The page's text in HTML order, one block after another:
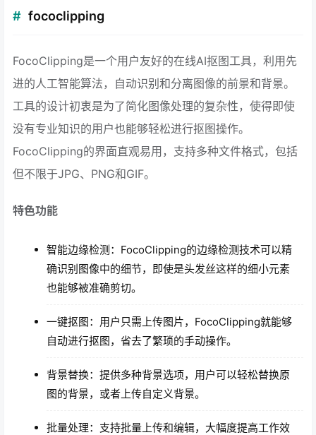
fococlipping
FocoClipping是一个用户友好的在线AI抠图工具，利用先
进的人工智能算法，自动识别和分离图像的前景和背景。
工具的设计初衷是为了简化图像处理的复杂性，使得即使
没有专业知识的用户也能够轻松进行抠图操作。
FocoClipping的界面直观易用，支持多种文件格式，包括
但不限于JPG、PNG和GIF。
特色功能
智能边缘检测：FocoClipping的边缘检测技术可以精
确识别图像中的细节，即使是头发丝这样的细小元素
也能够被准确剪切。
一键抠图：用户只需上传图片，FocoClipping就能够
自动进行抠图，省去了繁琐的手动操作。
背景替换：提供多种背景选项，用户可以轻松替换原
图的背景，或者上传自定义背景。
批量处理：支持批量上传和编辑，大幅度提高工作效